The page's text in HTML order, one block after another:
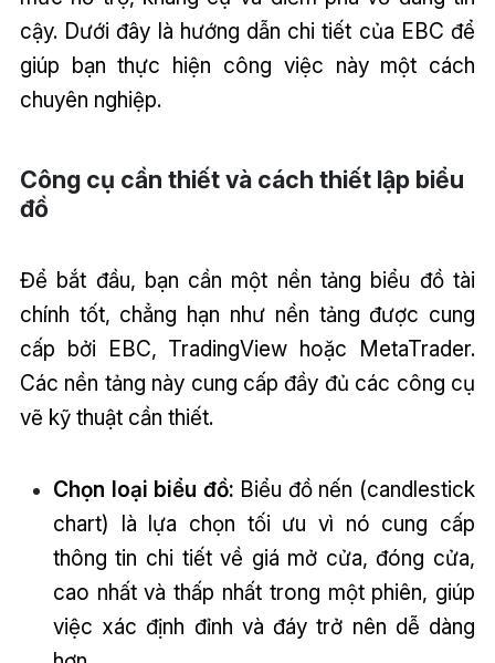
cậy. Dưới đây là hướng dẫn chi tiết của EBC để
giúp bạn thực hiện công việc này một cách
chuyên nghiệp.
Công cụ cần thiết và cách thiết lập biểu
đồ
Để bắt đầu, bạn cần một nền tảng biểu đồ tài
chính tốt, chẳng hạn như nền tảng được cung
cấp bởi EBC, TradingView hoặc MetaTrader.
Các nền tảng này cung cấp đầy đủ các công cụ
vẽ kỹ thuật cần thiết.
Chọn loại biểu đồ: Biểu đồ nến (candlestick
chart) là lựa chọn tối ưu vì nó cung cấp
thông tin chi tiết về giá mở cửa, đóng cửa,
cao nhất và thấp nhất trong một phiên, giúp
việc xác định đỉnh và đáy trở nên dễ dàng